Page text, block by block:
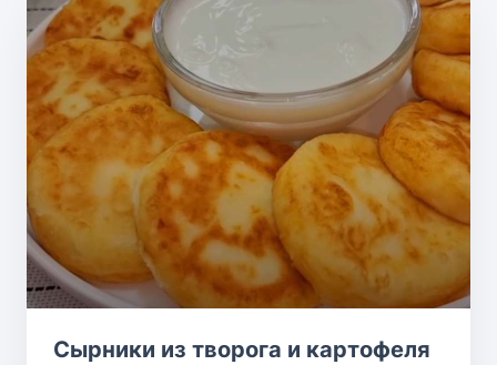
Сырники из творога и картофеля